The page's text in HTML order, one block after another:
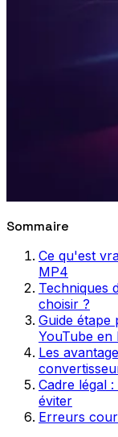
Sommaire
Ce qu'est
MP4
Techniques
choisir ?
Guide
YouTube en
Les
Cadre légal
éviter
Erreurs